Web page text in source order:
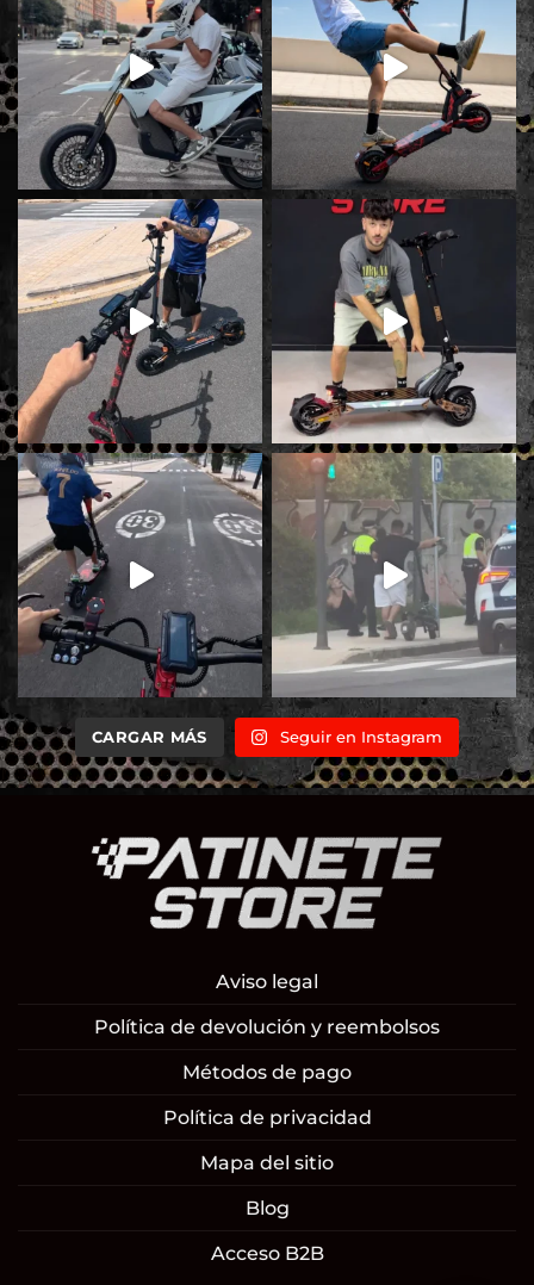
CARGAR MÁS Seguir en Instagram
Aviso legal
Política de devolución y reembolsos
Métodos de pago
Política de privacidad
Mapa del sitio
Blog
Acceso B2B